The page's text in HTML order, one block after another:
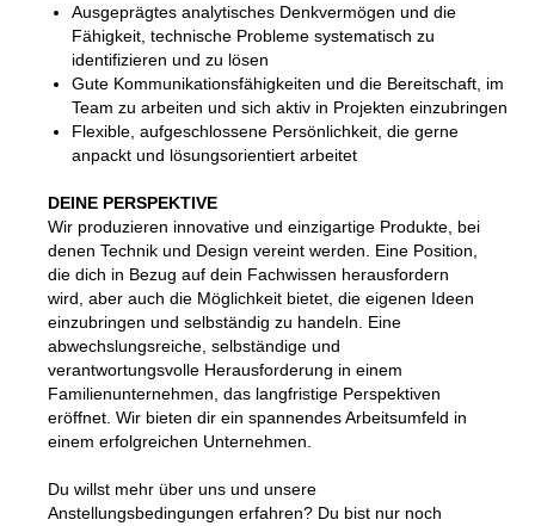
Ausgeprägtes analytisches Denkvermögen und die
Fähigkeit, technische Probleme systematisch zu
identifizieren und zu lösen
Gute Kommunikationsfähigkeiten und die Bereitschaft, im
Team zu arbeiten und sich aktiv in Projekten einzubringen
Flexible, aufgeschlossene Persönlichkeit, die gerne
anpackt und lösungsorientiert arbeitet
DEINE PERSPEKTIVE
Wir produzieren innovative und einzigartige Produkte, bei
denen Technik und Design vereint werden. Eine Position,
die dich in Bezug auf dein Fachwissen herausfordern
wird, aber auch die Möglichkeit bietet, die eigenen Ideen
einzubringen und selbständig zu handeln. Eine
abwechslungsreiche, selbständige und
verantwortungsvolle Herausforderung in einem
Familienunternehmen, das langfristige Perspektiven
eröffnet. Wir bieten dir ein spannendes Arbeitsumfeld in
einem erfolgreichen Unternehmen.
Du willst mehr über uns und unsere
Anstellungsbedingungen erfahren? Du bist nur noch